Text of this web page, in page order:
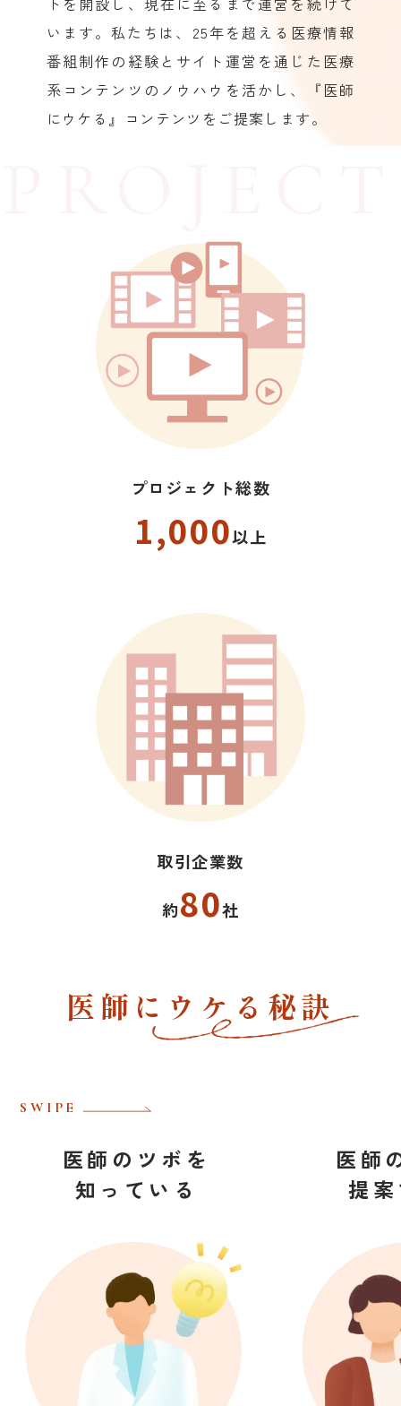
います。私たちは、25年を超える医療情報
番組制作の経験とサイト運営を通じた医療
系コンテンツのノウハウを活かし、『医師
にウケる』コンテンツをご提案します。
プロジェクト総数
1,000以上
取引企業数
約80社
医師にウケる秘訣
SWIPE
医師のツボを
知っている
医師
提